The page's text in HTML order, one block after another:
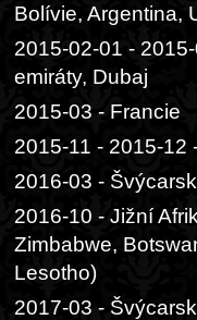
Bolívie, Argentina,
2015-02-01 -
emiráty, Dubaj
2015-03 - Francie
2015-11 - 2015-12
2016-03 -
2016-10 - Jižní
Zimbabwe,
Lesotho)
2017-03 -